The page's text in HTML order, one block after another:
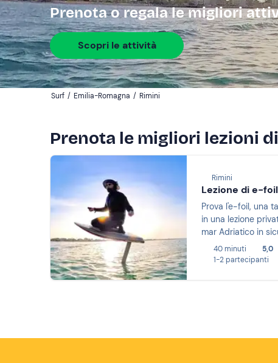
Prenota o regala le migliori
Scopri le attività
Surf / Emilia-Romagna / Rimini
Prenota le migliori lezioni
Rimini
Lezione di e-
Prova l'e-foil, una
in una lezione
mar Adriatico in
40 minuti
5,0
1-2 partecipanti